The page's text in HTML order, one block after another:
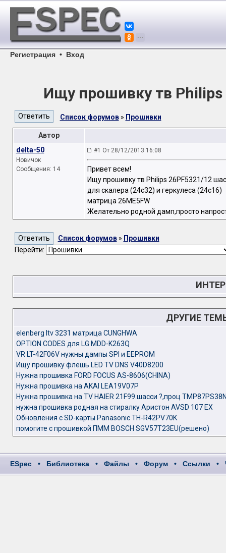
Регистрация • Вход
Ищу прошивку тв Philips
Список форумов» Прошивки
Автор
delta-50
Новичок
Сообщения: 14
#1 От 28/12/2013 16:08
Привет всем!
Ищу прошивку тв Philips 26PF5321/12
для скалера (24c32) и геркулеса (24c16)
матрица 26ME5FW
Желательно родной дамп,просто
Список форумов» Прошивки
Перейти:
ДРУГИЕ
elenberg ltv 3231 матрица CUNGHWA
OPTION CODES для LG MDD-K263Q
VR LT-42F06V нужны дампы SPI и EEPROM
Ищу прошивку флешь LED TV DNS V40D8200
Нужна прошивка FORD FOCUS AS-8606(CHINA)
Нужна прошивка на AKAI LEA19V07P
Нужна прошивка на TV HAIER 21F99.шасси ?,проц
нужна прошивка родная на стиралку Аристон AVSD 107 EX
Обновления с SD-карты Panasonic TH-R42PV70K
помогите с прошивкой ПММ BOSCH SGV57T23EU(решено)
ESpec • Библиотека • Файлы • Форум • Ссылки •